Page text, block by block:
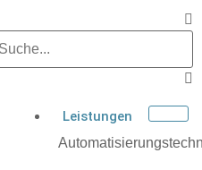
Leistungen